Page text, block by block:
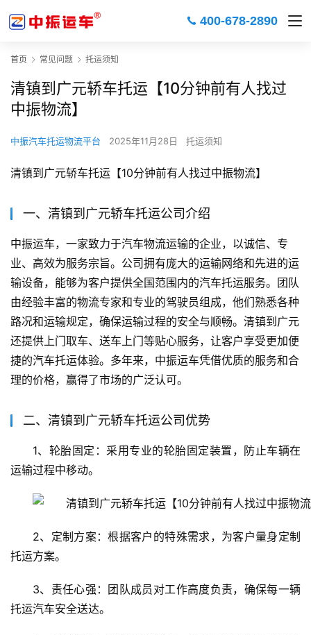
400-678-2890
首页 常见问题 托运须知
清镇到广元轿车托运【10分钟前有人找过
中振物流】
中振汽车托运物流平台 2025年11月28日 托运须知
清镇到广元轿车托运【10分钟前有人找过中振物流】
一、清镇到广元轿车托运公司介绍
中振运车，一家致力于汽车物流运输的企业，以诚信、专
业、高效为服务宗旨。公司拥有庞大的运输网络和先进的运
输设备，能够为客户提供全国范围内的汽车托运服务。团队
由经验丰富的物流专家和专业的驾驶员组成，他们熟悉各种
路况和运输规定，确保运输过程的安全与顺畅。清镇到广元
还提供上门取车、送车上门等贴心服务，让客户享受更加便
捷的汽车托运体验。多年来，中振运车凭借优质的服务和合
理的价格，赢得了市场的广泛认可。
二、清镇到广元轿车托运公司优势
1、轮胎固定：采用专业的轮胎固定装置，防止车辆在
运输过程中移动。
2、定制方案：根据客户的特殊需求，为客户量身定制
托运方案。
3、责任心强：团队成员对工作高度负责，确保每一辆
托运汽车安全送达。